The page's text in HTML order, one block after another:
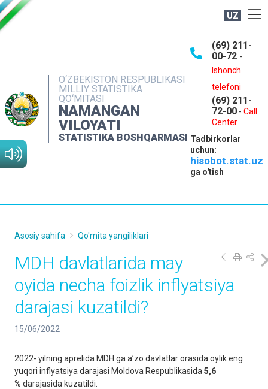
UZ
O‘ZBEKISTON RESPUBLIKASI
MILLIY STATISTIKA
QO‘MITASI
NAMANGAN
VILOYATI
STATISTIKA BOSHQARMASI
(69) 211-
00-72 -
Ishonch
telefoni
(69) 211-
72-00 - Call
Center
Tadbirkorlar
uchun:
hisobot.stat.uz
ga o'tish
NASHRLAR
INTERAKTIV XIZMATLAR
MATBUOT XIZMATI
MUROJAATLAR
Asosiy sahifa Qo'mita yangiliklari
MDH davlatlarida may
oyida necha foizlik inflyatsiya
darajasi kuzatildi?
15/06/2022
2022- yilning aprelida MDH ga aʼzo davlatlar orasida oylik eng
yuqori inflyatsiya darajasi Moldova Respublikasida 5,6
% darajasida kuzatildi.